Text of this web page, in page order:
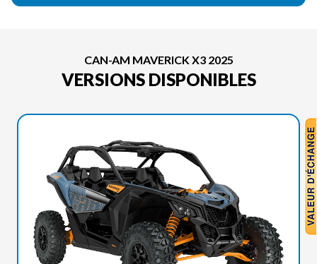
CAN-AM MAVERICK X3 2025
VERSIONS DISPONIBLES